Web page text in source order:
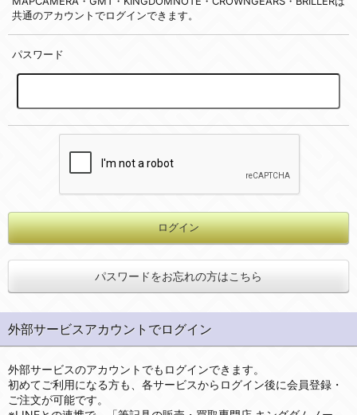
共通のアカウントでログインできます。
パスワード
パスワードをお忘れの方はこちら
外部サービスアカウントでログイン
外部サービスのアカウントでもログインできます。
初めてご利用になる方も、各サービスからログイン後に会員登録・
ご注文が可能です。